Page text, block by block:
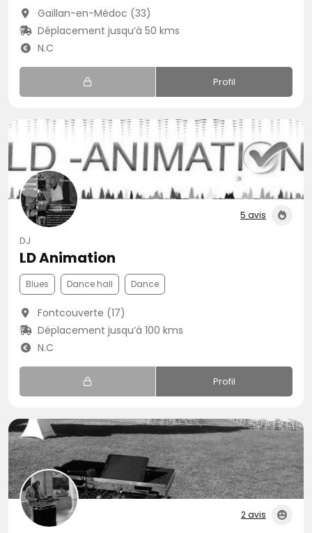
Gaillan-en-Médoc (33)
Déplacement jusqu’à 50 kms
N.C
Profil
5 avis
DJ
LD Animation
Blues Dance hall Dance
Fontcouverte (17)
Déplacement jusqu’à 100 kms
N.C
Profil
2 avis